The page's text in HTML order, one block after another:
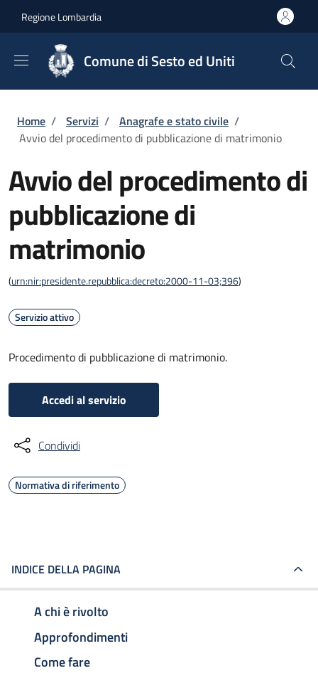
Regione Lombardia
Comune di Sesto ed Uniti
Briciole di pane
Home / Servizi / Anagrafe e stato civile /
Avvio del procedimento di pubblicazione di matrimonio
Avvio del procedimento di
pubblicazione di
matrimonio
(urn:nir:presidente.repubblica:decreto:2000-11-03;396)
Servizio attivo
Procedimento di pubblicazione di matrimonio.
Accedi al servizio
Condividi
Normativa di riferimento
INDICE DELLA PAGINA
A chi è rivolto
Approfondimenti
Come fare